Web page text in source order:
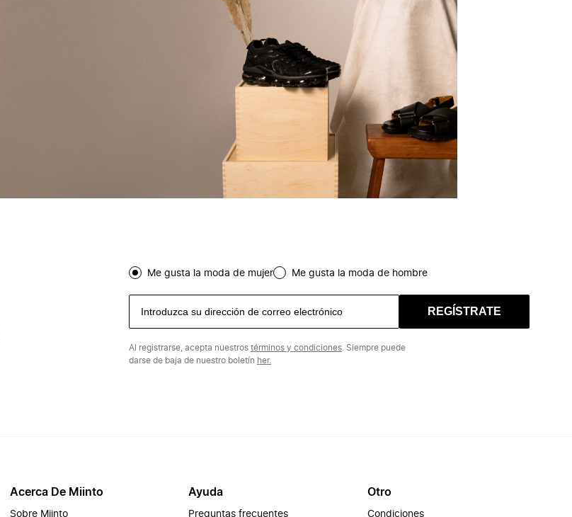
Me gusta la moda de mujer Me gusta la moda de hombre
REGÍSTRATE
Al registrarse, acepta nuestros términos y condiciones . Siempre puede
darse de baja de nuestro boletín her.
Acerca De Miinto
Sobre Miinto
Ayuda
Preguntas frecuentes
Otro
Condiciones